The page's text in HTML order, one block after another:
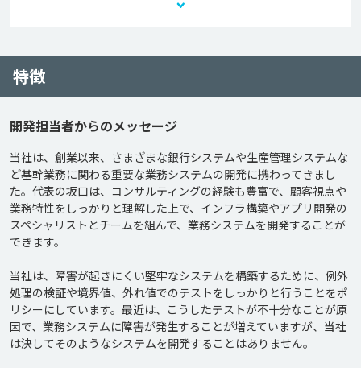
特徴
開発担当者からのメッセージ
当社は、創業以来、さまざまな銀行システムや生産管理システムな
ど基幹業務に関わる重要な業務システムの開発に携わってきまし
た。代表の坂口は、コンサルティングの経験も豊富で、顧客視点や
業務特性をしっかりと理解した上で、インフラ構築やアプリ開発の
スペシャリストとチームを組んで、業務システムを開発することが
できます。
当社は、障害が起きにくい堅牢なシステムを構築するために、例外
処理の検証や境界値、外れ値でのテストをしっかりと行うことをポ
リシーにしています。最近は、こうしたテストが不十分なことが原
因で、業務システムに障害が発生することが増えていますが、当社
は決してそのようなシステムを開発することはありません。